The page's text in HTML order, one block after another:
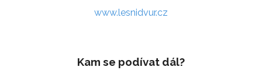
www.lesnidvur.cz
Kam se podívat dál?